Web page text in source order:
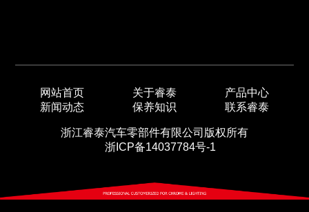
网站首页 关于睿泰
产品中心
新闻动态
保养知识 联系睿泰
浙江睿泰汽车零部件有限公司版权所有
浙ICP备14037784号-1